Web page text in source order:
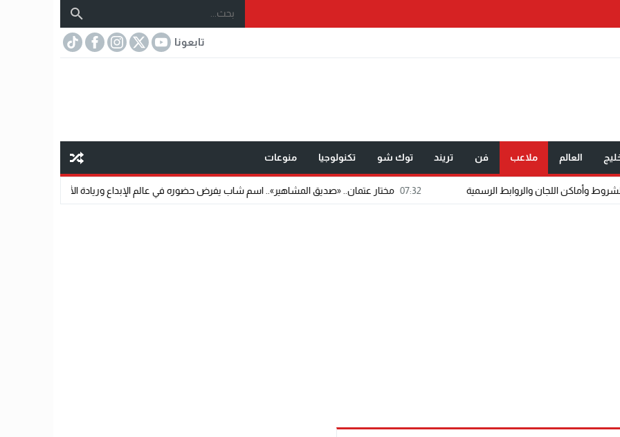
تابعونا
العالم ملاعب فن تريند توك شو تكنولوجيا منوعات
07:32 مختار عتمان.. «صديق المشاهير».. اسم شاب يفرض حضوره في عالم الإبداع وريادة الأعمال 22:11 الدكتور محمد دسوقي..